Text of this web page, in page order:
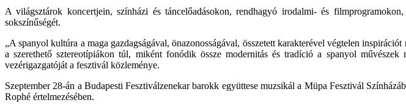
A világsztárok koncertjein, színházi és táncelőadásokon, rendhagyó irodalmi- és
sokszínűségét.
„A spanyol kultúra a maga gazdagságával, önazonosságával, összetett karakterével végtelen
a szerethető sztereotípiákon túl, miként fonódik össze modernitás és tradíció a spanyol
vezérigazgatóját a fesztivál közleménye.
Szeptember 28-án a Budapesti Fesztiválzenekar barokk együttese muzsikál a Müpa Fesztivál
Rophé értelmezésében.